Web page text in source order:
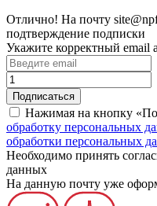
Отлично! На почту
подтверждение подписки
Укажите корректный email
Нажимая на кнопку
обработку персональных
обработки персональных
Необходимо принять
данных
На данную почту уже